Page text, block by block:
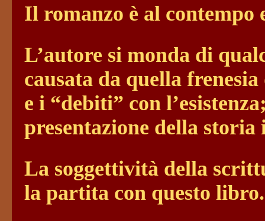
Il romanzo è al contempo
L’autore si monda di
causata da quella
e i “debiti” con
presentazione della
La soggettività della
la partita con questo libro.